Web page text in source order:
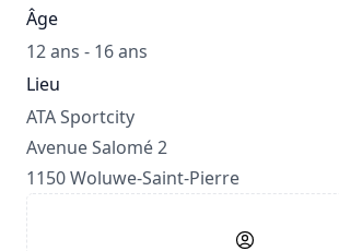
Âge
12 ans - 16 ans
Lieu
ATA Sportcity
Avenue Salomé 2
1150 Woluwe-Saint-Pierre